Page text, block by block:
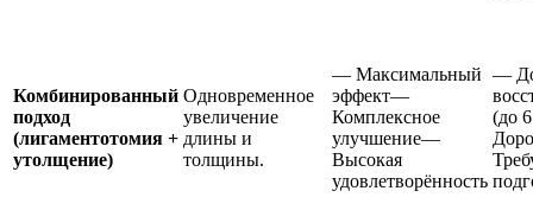
Комбинированный
подход
(лигаментотомия +
утолщение)
Одновременное
увеличение
длины и
толщины.
— Максимальный
эффект—
Комплексное
улучшение—
Высокая
удовлетворённость
—
(до